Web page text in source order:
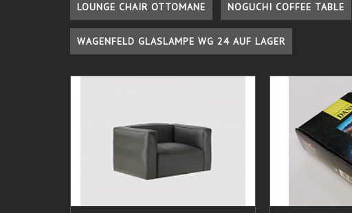
LOUNGE CHAIR OTTOMANE NOGUCHI COFFEE TABLE
WAGENFELD GLASLAMPE WG 24 AUF LAGER